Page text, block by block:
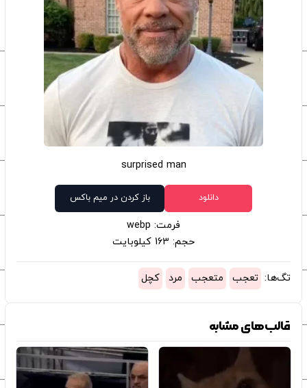
surprised man
دانلود باز کردن در میم باکس
فرمت: webp
حجم: 163 کیلوبایت
تگ‌ها: تعجب متعجب مرد کچل
قالب‌های مشابه